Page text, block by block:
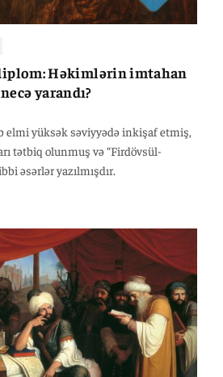
Həkimlərin imtahan
yarandı?
elmi yüksək səviyyədə inkişaf etmiş,
tətbiq olunmuş və “Firdövsül-
əsərlər yazılmışdır.